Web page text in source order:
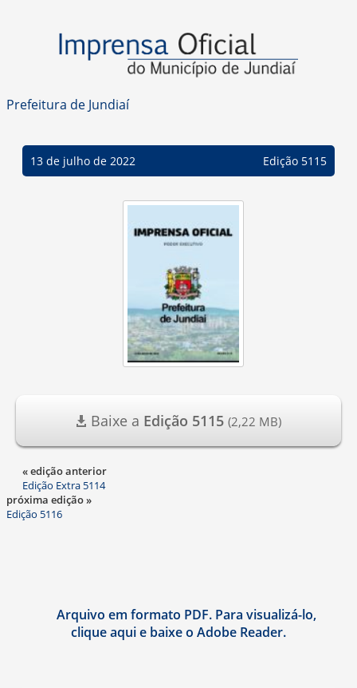
Prefeitura de Jundiaí
13 de julho de 2022 Edição 5115
Baixe a Edição 5115 (2,22 MB)
« edição anterior
Edição Extra 5114
próxima edição »
Edição 5116
Arquivo em formato PDF. Para visualizá-lo,
clique aqui e baixe o Adobe Reader.